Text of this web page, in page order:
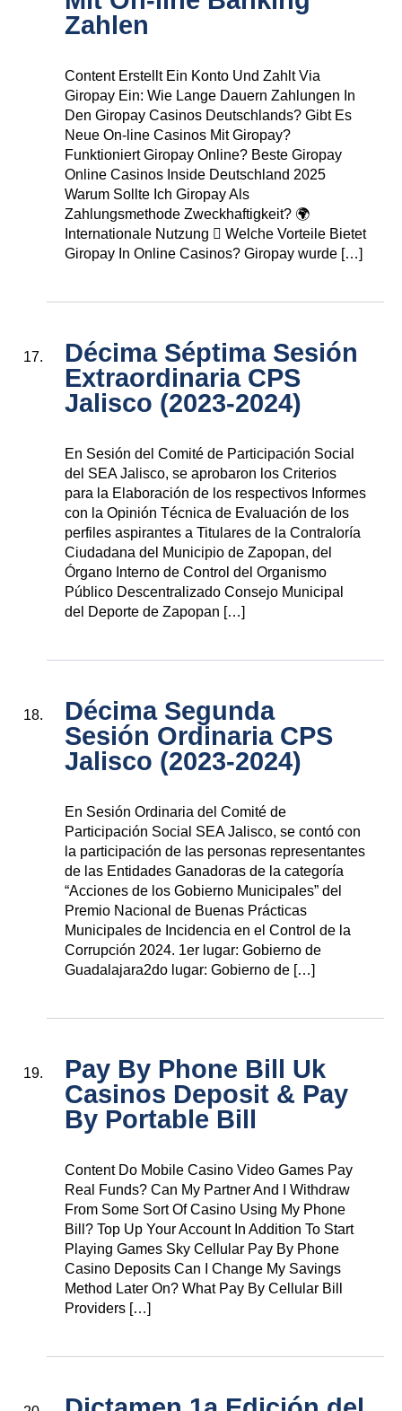
Zahlen
Content Erstellt Ein Konto Und Zahlt Via
Giropay Ein: Wie Lange Dauern Zahlungen In
Den Giropay Casinos Deutschlands? Gibt Es
Neue On-line Casinos Mit Giropay?
Funktioniert Giropay Online? Beste Giropay
Online Casinos Inside Deutschland 2025
Warum Sollte Ich Giropay Als
Zahlungsmethode Zweckhaftigkeit? 🌍
Internationale Nutzung ⃣ Welche Vorteile Bietet
Giropay In Online Casinos? Giropay wurde […]
Décima Séptima Sesión
Extraordinaria CPS
Jalisco (2023-2024)
En Sesión del Comité de Participación Social
del SEA Jalisco, se aprobaron los Criterios
para la Elaboración de los respectivos Informes
con la Opinión Técnica de Evaluación de los
perfiles aspirantes a Titulares de la Contraloría
Ciudadana del Municipio de Zapopan, del
Órgano Interno de Control del Organismo
Público Descentralizado Consejo Municipal
del Deporte de Zapopan […]
Décima Segunda
Sesión Ordinaria CPS
Jalisco (2023-2024)
En Sesión Ordinaria del Comité de
Participación Social SEA Jalisco, se contó con
la participación de las personas representantes
de las Entidades Ganadoras de la categoría
“Acciones de los Gobierno Municipales” del
Premio Nacional de Buenas Prácticas
Municipales de Incidencia en el Control de la
Corrupción 2024. 1er lugar: Gobierno de
Guadalajara2do lugar: Gobierno de […]
Pay By Phone Bill Uk
Casinos Deposit & Pay
By Portable Bill
Content Do Mobile Casino Video Games Pay
Real Funds? Can My Partner And I Withdraw
From Some Sort Of Casino Using My Phone
Bill? Top Up Your Account In Addition To Start
Playing Games Sky Cellular Pay By Phone
Casino Deposits Can I Change My Savings
Method Later On? What Pay By Cellular Bill
Providers […]